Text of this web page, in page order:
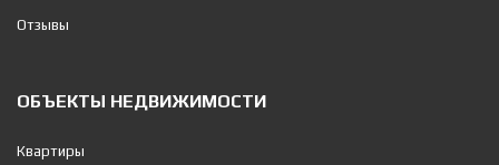
Отзывы
ОБЪЕКТЫ НЕДВИЖИМОСТИ
Квартиры